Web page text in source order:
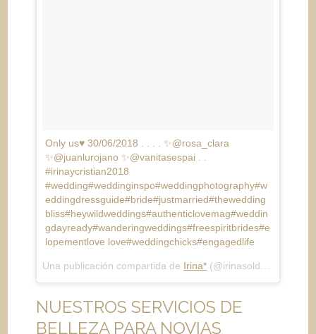
Only us♥️ 30/06/2018 . . . . ✨@rosa_clara
✨@juanlurojano ✨@vanitasespai . .
#irinaycristian2018
#wedding#weddinginspo#weddingphotography#w
eddingdressguide#bride#justmarried#thewedding
bliss#heywildweddings#authenticlovemag#weddin
gdayready#wanderingweddings#freespiritbrides#e
lopementlove love#weddingchicks#engagedlife
Una publicación compartida de Irina* (@irinasoldevila) el
NUESTROS SERVICIOS DE
BELLEZA PARA NOVIAS